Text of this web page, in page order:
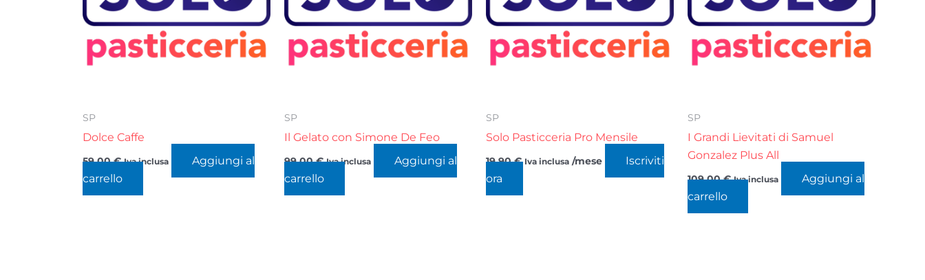
SP
Dolce Caffe
59,00€ Iva inclusa
Aggiungi al
carrello
SP
Il Gelato con Simone De Feo
99,00€ Iva inclusa
Aggiungi al
carrello
SP
Solo Pasticceria Pro Mensile
19,90€ Iva inclusa /mese
Iscriviti
ora
SP
I Grandi Lievitati di Samuel
Gonzalez Plus All
109,00€ Iva inclusa
Aggiungi al
carrello